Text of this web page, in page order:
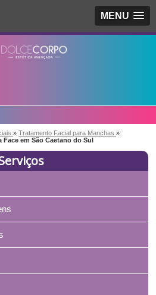
MENU
» Tratamento Facial para Manchas »
em São Caetano do Sul